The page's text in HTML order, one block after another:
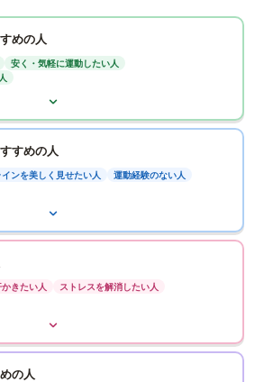
めの人
安く・気軽に運動したい人
すめの人
ンを美しく見せたい人 運動経験のない人
かきたい人 ストレスを解消したい人
の人